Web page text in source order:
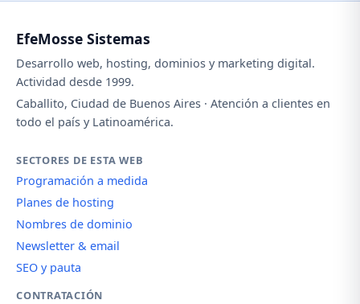
EfeMosse Sistemas
Desarrollo web, hosting, dominios y marketing digital.
Actividad desde 1999.
Caballito, Ciudad de Buenos Aires · Atención a clientes en
todo el país y Latinoamérica.
SECTORES DE ESTA WEB
Programación a medida
Planes de hosting
Nombres de dominio
Newsletter & email
SEO y pauta
CONTRATACIÓN